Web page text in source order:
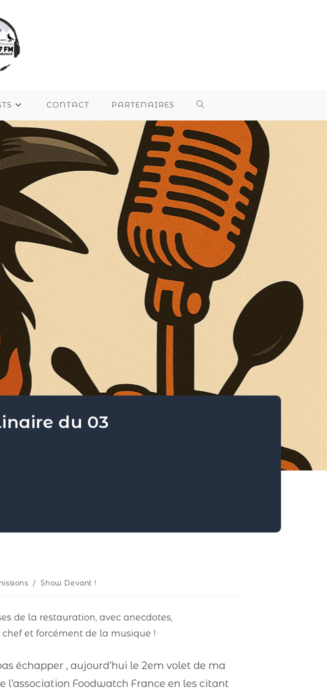
CONTACT PARTENAIRES
du 03
/ Show Devant !
de la restauration, avec anecdotes,
et forcément de la musique !
échapper , aujourd’hui le 2em volet de ma
Foodwatch France en les citant